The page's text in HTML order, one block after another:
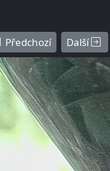
Předchozí Další